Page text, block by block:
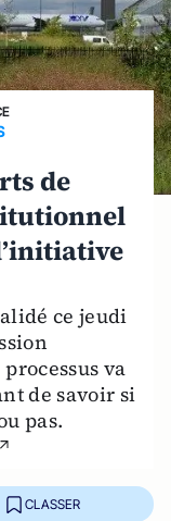
de
ce jeudi
va
de savoir si
pas.
CLASSER